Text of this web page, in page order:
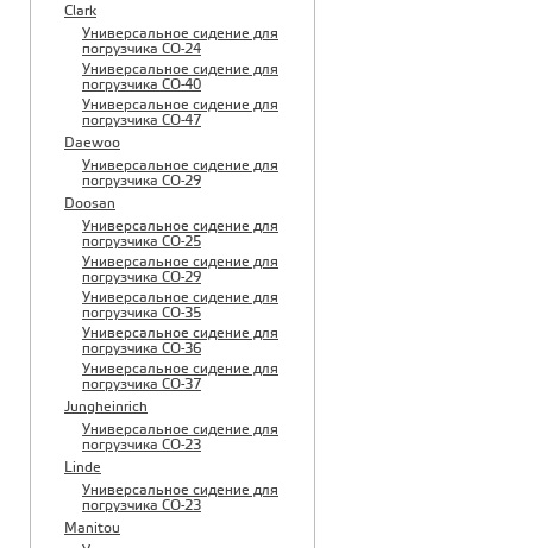
Clark
Универсальное сидение для
погрузчика CO-24
Универсальное сидение для
погрузчика CO-40
Универсальное сидение для
погрузчика CO-47
Daewoo
Универсальное сидение для
погрузчика CO-29
Doosan
Универсальное сидение для
погрузчика CO-25
Универсальное сидение для
погрузчика CO-29
Универсальное сидение для
погрузчика CO-35
Универсальное сидение для
погрузчика CO-36
Универсальное сидение для
погрузчика CO-37
Jungheinrich
Универсальное сидение для
погрузчика CO-23
Linde
Универсальное сидение для
погрузчика CO-23
Manitou